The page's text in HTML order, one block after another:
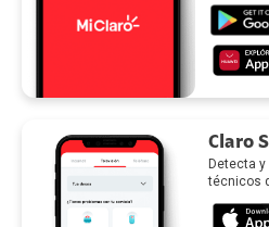
Claro
Detecta
técnicos